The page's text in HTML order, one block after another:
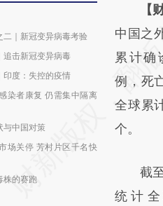
二｜新冠变异病毒考验
追击新冠变异病毒
印度：失控的疫情
染者康复 仍需集中隔离
与中国对策
场关停 芳村片区千名快
株的赛跑
请务必
AI
(https://
成，可
新观点
【
中国之
累计确
例，死
全球累
个。
截至6
统计